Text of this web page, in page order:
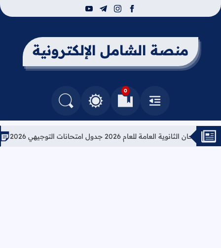
facebook
instagram
telegram
youtube
منصة الشامل الإلكترونية
القائمة
0
العلامات المرجعيةالتغيير بين الوضع النهاري والداكن
البحث في المدونة
العامة للعام 2026 جدول امتحانات التوجيهي 2026